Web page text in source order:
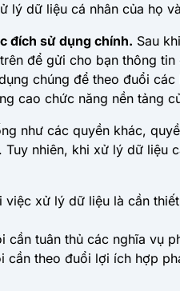
lý dữ liệu cá nhân của họ
đích sử dụng chính. Sau
để gửi cho bạn thông
chúng để theo đuổi
cao chức năng nền tảng
như các quyền khác,
nhiên, khi xử lý dữ liệu
việc xử lý dữ liệu là cần
cần tuân thủ các nghĩa vụ
cần theo đuổi lợi ích hợp